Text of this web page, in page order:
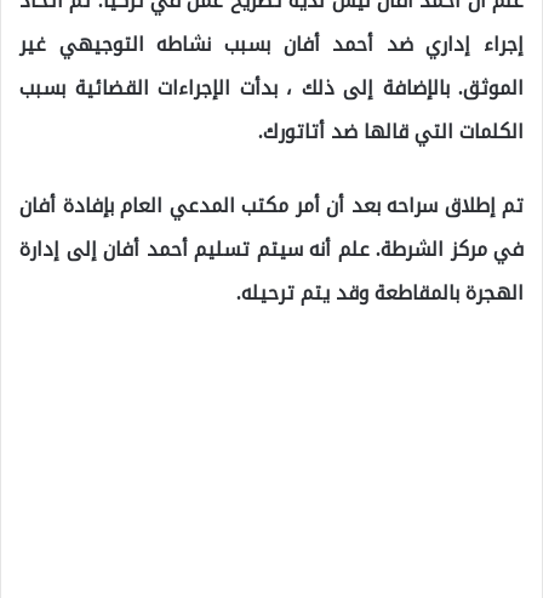
إجراء إداري ضد أحمد أفان بسبب نشاطه التوجيهي غير
الموثق. بالإضافة إلى ذلك ، بدأت الإجراءات القضائية بسبب
الكلمات التي قالها ضد أتاتورك.
تم إطلاق سراحه بعد أن أمر مكتب المدعي العام بإفادة أفان
في مركز الشرطة. علم أنه سيتم تسليم أحمد أفان إلى إدارة
الهجرة بالمقاطعة وقد يتم ترحيله.